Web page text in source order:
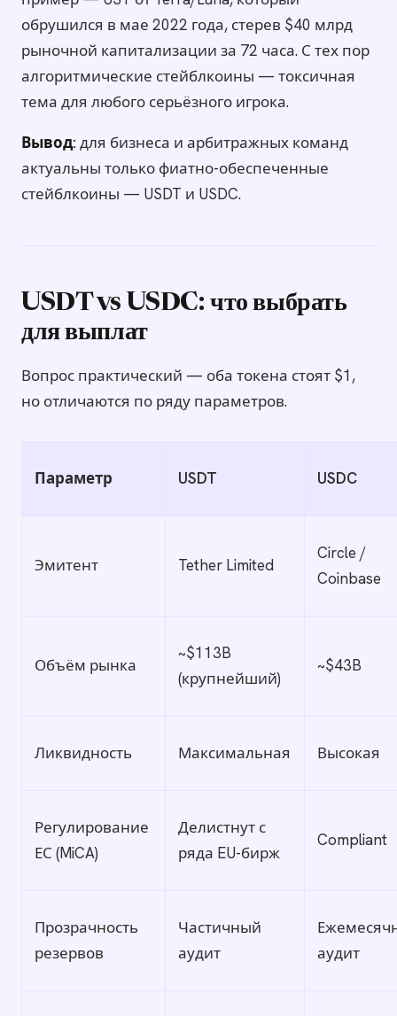
обрушился в мае 2022 года, стерев $40 млрд
рыночной капитализации за 72 часа. С тех пор
алгоритмические стейблкоины — токсичная
тема для любого серьёзного игрока.
Вывод: для бизнеса и арбитражных команд
актуальны только фиатно-обеспеченные
стейблкоины — USDT и USDC.
USDT vs USDC: что выбрать
для выплат
Вопрос практический — оба токена стоят $1,
но отличаются по ряду параметров.
Параметр USDT USDC
Эмитент Tether Limited
Circle /
Coinbase
Объём рынка
~$113B
(крупнейший)
~$43B
Ликвидность Максимальная Высокая
Регулирование
ЕС (MiCA)
Делистнут с
ряда EU-бирж
Compliant
Прозрачность
резервов
Частичный
аудит
аудит